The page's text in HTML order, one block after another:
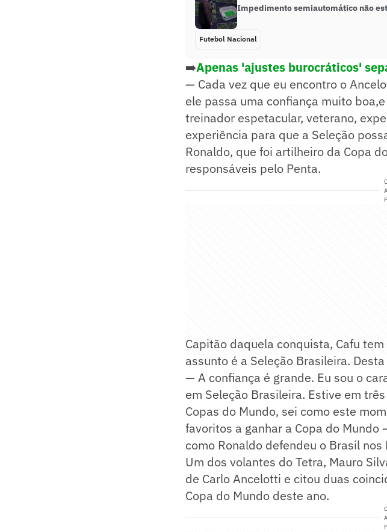
Impedimento semiautomático não
Futebol Nacional
➡️Apenas 'ajustes burocráticos'
— Cada vez que eu encontro o
ele passa uma confiança muito
treinador espetacular, veterano,
experiência para que a Seleção
Ronaldo, que foi artilheiro da Copa
responsáveis pelo Penta.
Capitão daquela conquista, Cafu
assunto é a Seleção Brasileira.
— A confiança é grande. Eu sou o
em Seleção Brasileira. Estive em
Copas do Mundo, sei como este
favoritos a ganhar a Copa do
como Ronaldo defendeu o Brasil
Um dos volantes do Tetra, Mauro
de Carlo Ancelotti e citou duas
Copa do Mundo deste ano.